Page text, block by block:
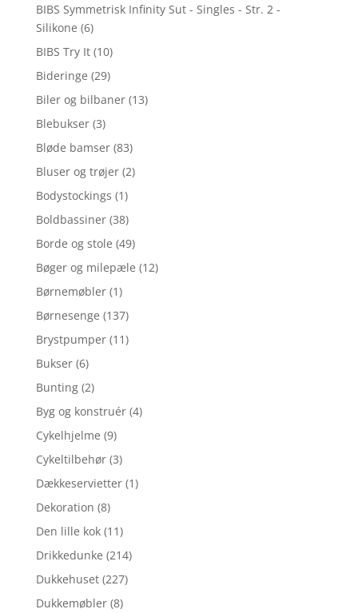
BIBS Symmetrisk Infinity Sut - Singles - Str. 2 -
Silikone (6)
BIBS Try It (10)
Bideringe (29)
Biler og bilbaner (13)
Blebukser (3)
Bløde bamser (83)
Bluser og trøjer (2)
Bodystockings (1)
Boldbassiner (38)
Borde og stole (49)
Bøger og milepæle (12)
Børnemøbler (1)
Børnesenge (137)
Brystpumper (11)
Bukser (6)
Bunting (2)
Byg og konstruér (4)
Cykelhjelme (9)
Cykeltilbehør (3)
Dækkeservietter (1)
Dekoration (8)
Den lille kok (11)
Drikkedunke (214)
Dukkehuset (227)
Dukkemøbler (8)